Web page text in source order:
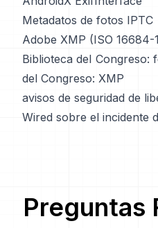
Metadatos de fotos IPTC
Adobe XMP (ISO 16684-
Biblioteca del Congreso:
del Congreso: XMP
avisos de seguridad de
Wired sobre el incidente
Preguntas